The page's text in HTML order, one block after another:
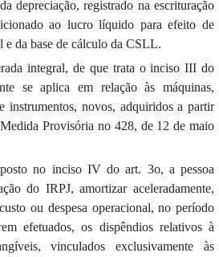
depreciação, registrado na escrituração
ao lucro líquido para efeito de
e da base de cálculo da CSLL.
integral, de que trata o inciso III do
se aplica em relação às máquinas,
instrumentos, novos, adquiridos a partir
Provisória no 428, de 12 de maio
no inciso IV do art. 3o, a pessoa
do IRPJ, amortizar aceleradamente,
ou despesa operacional, no período
efetuados, os dispêndios relativos à
vinculados exclusivamente às